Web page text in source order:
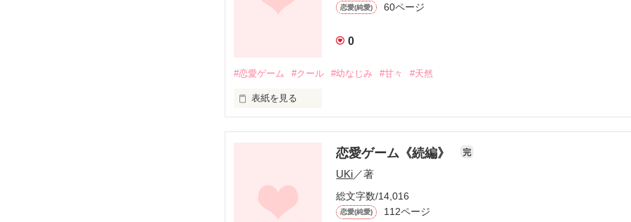
読者数900人超え！
ありがとうございます(*^^*)
ありがとうございます！♡
ありがとうございます！(^^)
「…久しぶり」
どうかこの想い届いて…。
桜野夢花様
教えてほしい設定があったら
記入していただけるとありがたいです！
本編を読んでからの方がより楽しめるかと思います。
作品本編の方もよろしくおねがいします(*^^*)
では、登場人物と触れ合っていきましょう！♡
ネタバレが含まれる場合があります。
ご了承ください。
恋愛(純愛) 60ページ
0
#恋愛ゲーム #クール #幼なじみ #甘々 #天然
表紙を見る
―――この日から始まった恋愛ゲーム
恋愛ゲーム《続編》 完
UKi／著
総文字数/14,016
恋愛(純愛) 112ページ